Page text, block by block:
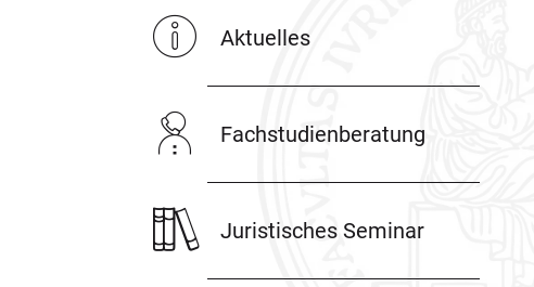
Aktuelles
Fachstudienberatung
Juristisches Seminar